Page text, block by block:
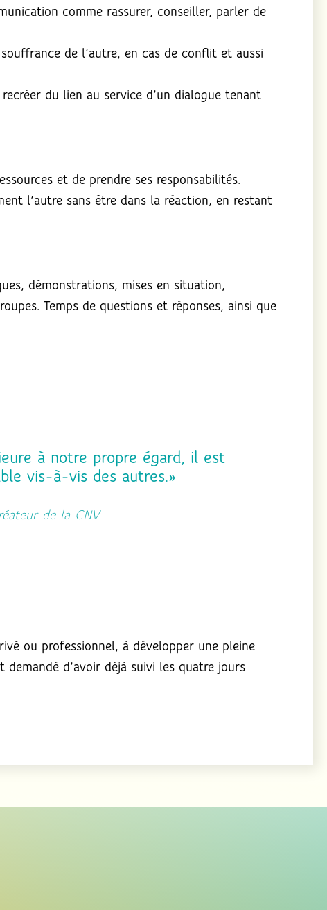
comme rassurer, conseiller, parler de
de l’autre, en cas de conflit et aussi
du lien au service d’un dialogue tenant
et de prendre ses responsabilités.
l’autre sans être dans la réaction, en restant
démonstrations, mises en situation,
Temps de questions et réponses, ainsi que
à notre propre égard, il est
vis-à-vis des autres.»
de la CNV
ou professionnel, à développer une pleine
d’avoir déjà suivi les quatre jours